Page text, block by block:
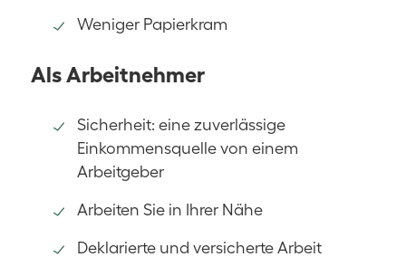
Weniger Papierkram
Als Arbeitnehmer
Sicherheit: eine zuverlässige
Einkommensquelle von einem
Arbeitgeber
Arbeiten Sie in Ihrer Nähe
Deklarierte und versicherte Arbeit